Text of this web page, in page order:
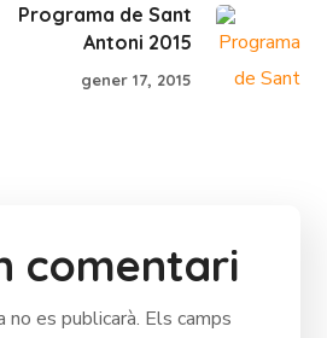
Programa de Sant
Antoni 2015
gener 17, 2015
comentari
no es publicarà. Els camps